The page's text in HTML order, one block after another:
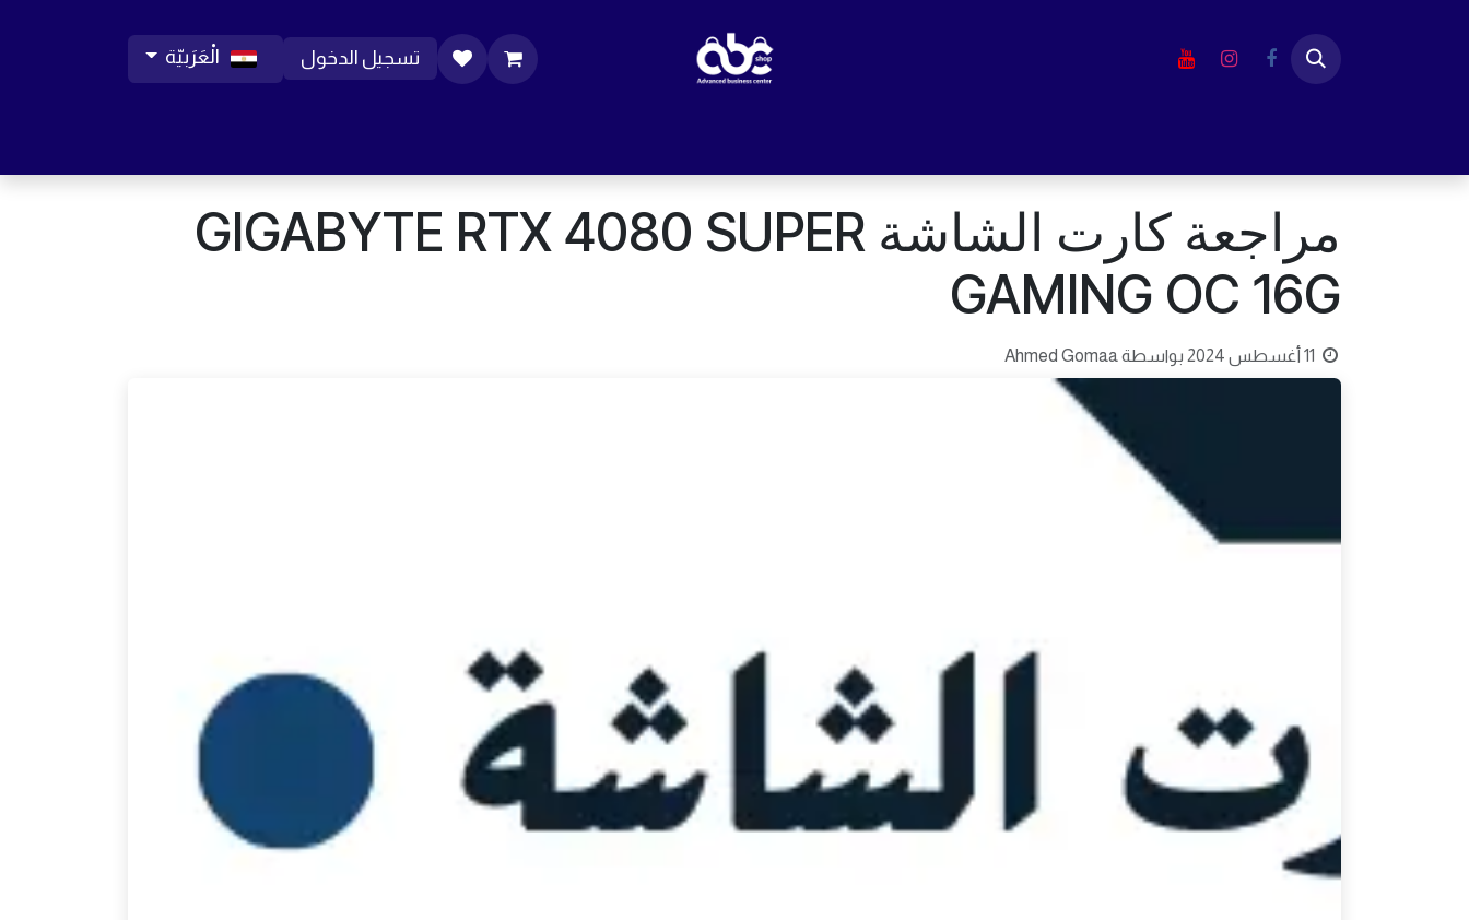
تسجيل الدخول الْعَرَبيّة
مراجعة كارت الشاشة GIGABYTE RTX 4080 SUPER
GAMING OC 16G
11 أغسطس 2024 بواسطةAhmed Gomaa